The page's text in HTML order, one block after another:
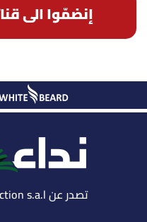
إنضمّوا الى
تصدر عن Lebanese Media Production s.a.l